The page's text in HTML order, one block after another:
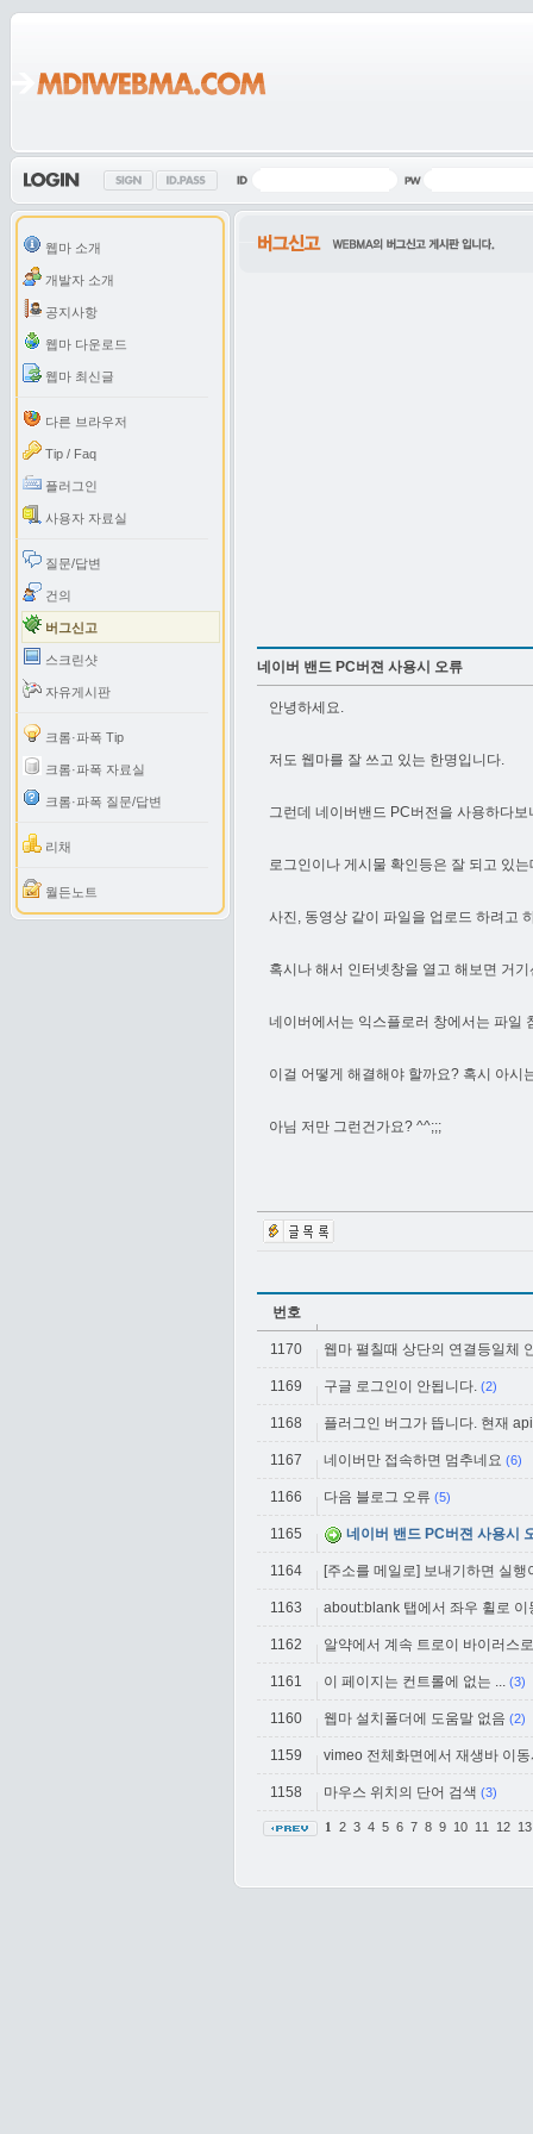
웹마 소개
개발자 소개
공지사항
웹마 다운로드
웹마 최신글
다른 브라우저
Tip / Faq
플러그인
사용자 자료실
질문/답변
건의
버그신고
스크린샷
자유게시판
크롬·파폭 Tip
크롬·파폭 자료실
크롬·파폭 질문/답변
리채
월든노트
네이버 밴드 PC버젼 사용시 오류
안녕하세요.
저도 웹마를 잘 쓰고 있는 한명입니다.
그런데 네이버밴드 PC버전을 사용하다
로그인이나 게시물 확인등은 잘 되고 있는
사진, 동영상 같이 파일을 업로드 하려고
혹시나 해서 인터넷창을 열고 해보면 거
네이버에서는 익스플로러 창에서는 파일
이걸 어떻게 해결해야 할까요? 혹시 아시
아님 저만 그런건가요? ^^;;;
번호
1170 웹마 펼칠때 상단의 연결등일체
1169 구글 로그인이 안됩니다. (2)
1168 플러그인 버그가 뜹니다. 현재
1167 네이버만 접속하면 멈추네요 (6)
1166 다음 블로그 오류 (5)
1165 네이버 밴드 PC버젼 사용시
1164 [주소를 메일로] 보내기하면 실행
1163 about:blank 탭에서 좌우 휠로 이
1162 알약에서 계속 트로이 바이러스
1161 이 페이지는 컨트롤에 없는 ... (3)
1160 웹마 설치폴더에 도움말 없음 (2)
1159 vimeo 전체화면에서 재생바 이
1158 마우스 위치의 단어 검색 (3)
1 2 3 4 5 6 7 8 9 10 11 12